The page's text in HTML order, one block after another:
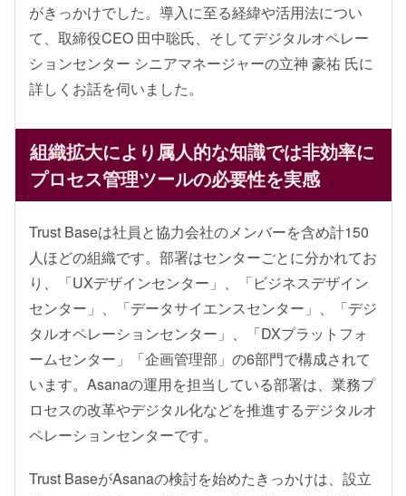
がきっかけでした。導入に至る経緯や活用法につい
て、取締役CEO 田中聡氏、そしてデジタルオペレー
ションセンター シニアマネージャーの立神 豪祐 氏に
詳しくお話を伺いました。
組織拡大により属人的な知識では非効率に
プロセス管理ツールの必要性を実感
Trust Baseは社員と協力会社のメンバーを含め計150
人ほどの組織です。部署はセンターごとに分かれてお
り、「UXデザインセンター」、「ビジネスデザイン
センター」、「データサイエンスセンター」、「デジ
タルオペレーションセンター」、「DXプラットフォ
ームセンター」「企画管理部」の6部門で構成されて
います。Asanaの運用を担当している部署は、業務プ
ロセスの改革やデジタル化などを推進するデジタルオ
ペレーションセンターです。
Trust BaseがAsanaの検討を始めたきっかけは、設立